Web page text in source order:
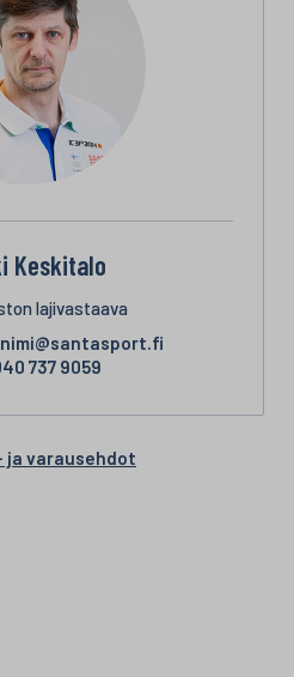
Keskitalo
lajivastaava
737 9059
ja varausehdot